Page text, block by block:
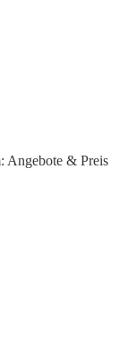
Angebote & Preis